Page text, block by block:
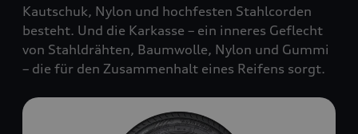
Kautschuk, Nylon und hochfesten Stahlcorden
besteht. Und die Karkasse – ein inneres Geflecht
von Stahldrähten, Baumwolle, Nylon und Gummi
– die für den Zusammenhalt eines Reifens sorgt.